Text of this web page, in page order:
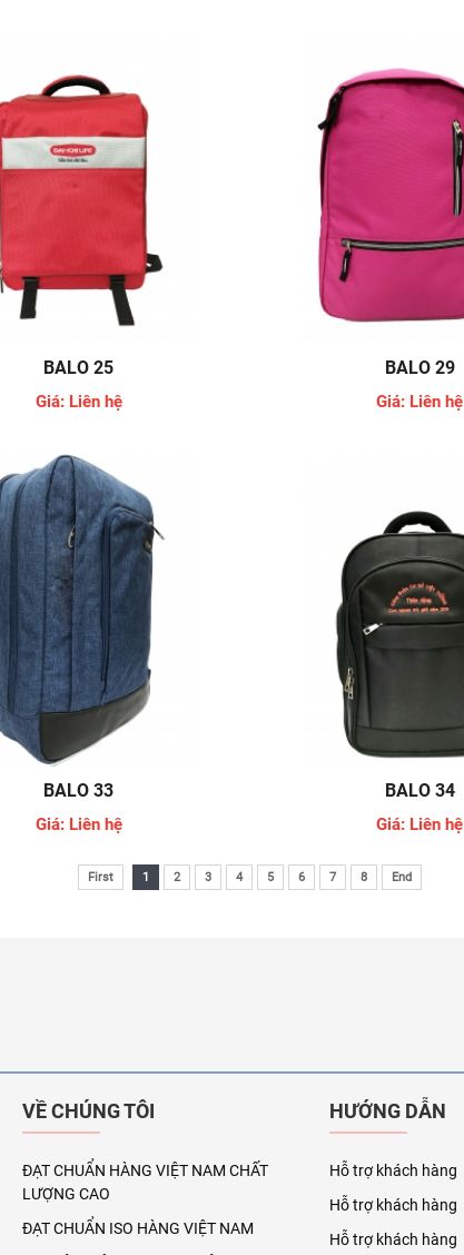
BALO 25
Giá: Liên hệ
BALO 29
Giá: Liên hệ
BALO 33
Giá: Liên hệ
BALO 34
Giá: Liên hệ
First 1 2 3 4 5 6 7 8 End
VỀ CHÚNG TÔI
ĐẠT CHUẨN HÀNG VIỆT NAM CHẤT
LƯỢNG CAO
ĐẠT CHUẨN ISO HÀNG VIỆT NAM
HƯỚNG DẪN
Hỗ trợ khách hàng
Hỗ trợ khách hàng
Hỗ trợ khách hàng